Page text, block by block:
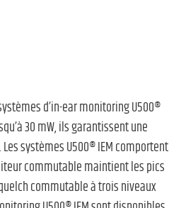
d’in-ear monitoring U500®
30 mW, ils garantissent une
systèmes U500® IEM comportent
commutable maintient les pics
commutable à trois niveaux